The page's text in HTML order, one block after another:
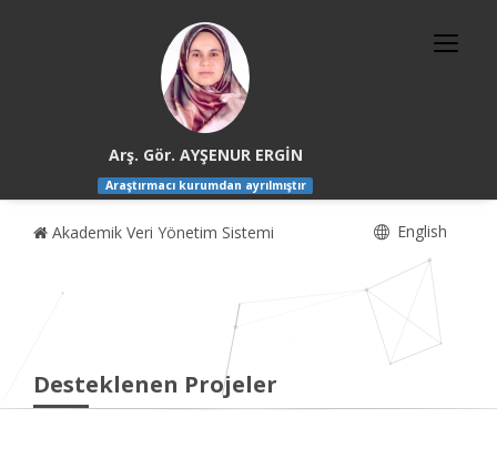
Arş. Gör. AYŞENUR ERGİN
Araştırmacı kurumdan ayrılmıştır
Akademik Veri Yönetim Sistemi English
Desteklenen Projeler